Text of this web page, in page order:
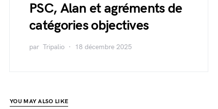
PSC, Alan et agréments de
catégories objectives
par Tripalio 18 décembre 2025
YOU MAY ALSO LIKE